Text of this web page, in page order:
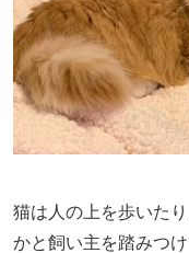
猫は人の上を歩いた
かと飼い主を踏みつ